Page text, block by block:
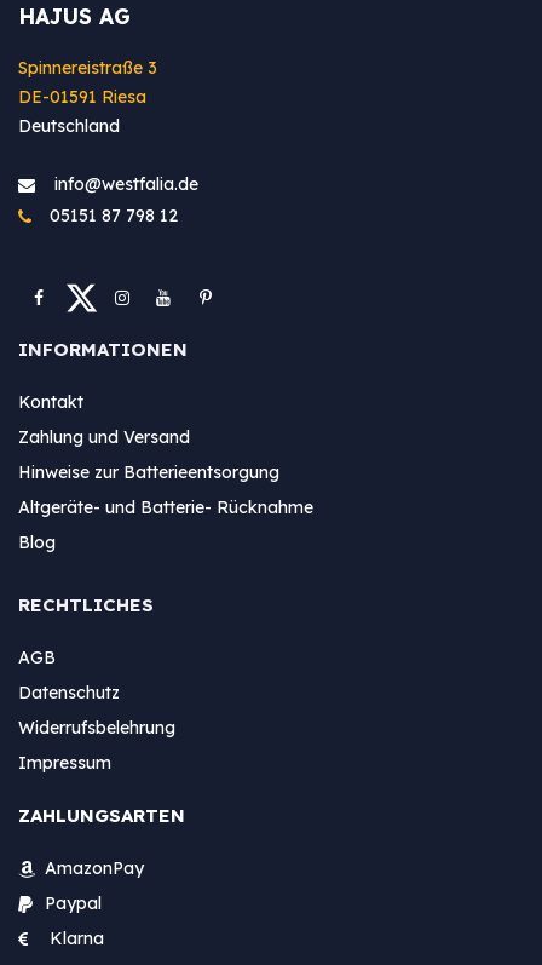
HAJUS AG
Spinnereistraße 3
DE-01591 Riesa
Deutschland
info@westfa​lia.de
05151 87 798 12
INFORMATIONEN
Kontakt
Zahlung und Versand
Hinweise zur Batterieentsorgung
Altgeräte- und Batterie- Rücknahme
Blog
RECHTLICHES
AGB
Datenschutz
Widerrufsbelehrung
Impressum
ZAHLUNGSARTEN
AmazonPay
Paypal
Klarna